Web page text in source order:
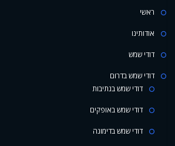
ראשי
אודותינו
דודי שמש
דודי שמש בדרום
דודי שמש בנתיבות
דודי שמש באופקים
דודי שמש בדימונה